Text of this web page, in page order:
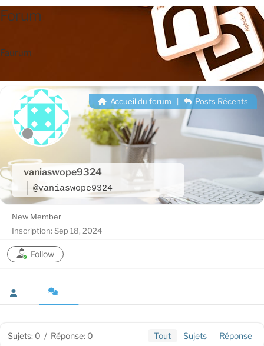
Forum
Faurum
vaniaswope9324
@vaniaswope9324
Accueil du forum Posts Récents
New Member
Inscription: Sep 18, 2024
Follow
Sujets: 0 / Réponse: 0 Tout Sujets Réponse